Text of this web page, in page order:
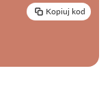
Kopiuj kod